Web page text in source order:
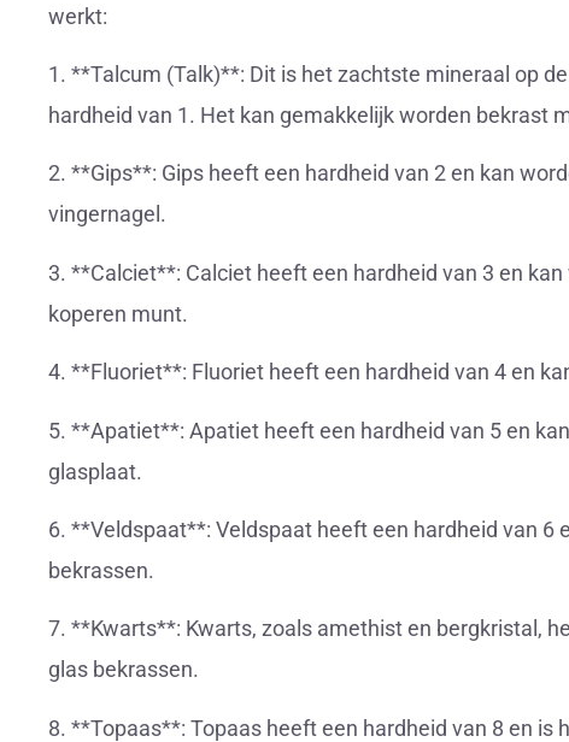
werkt:
1. **Talcum (Talk)**: Dit is het zachtste mineraal op
hardheid van 1. Het kan gemakkelijk worden bekrast
2. **Gips**: Gips heeft een hardheid van 2 en kan
vingernagel.
3. **Calciet**: Calciet heeft een hardheid van 3 en
koperen munt.
4. **Fluoriet**: Fluoriet heeft een hardheid van 4 en
5. **Apatiet**: Apatiet heeft een hardheid van 5 en
glasplaat.
6. **Veldspaat**: Veldspaat heeft een hardheid van 6
bekrassen.
7. **Kwarts**: Kwarts, zoals amethist en bergkristal,
glas bekrassen.
8. **Topaas**: Topaas heeft een hardheid van 8 en is